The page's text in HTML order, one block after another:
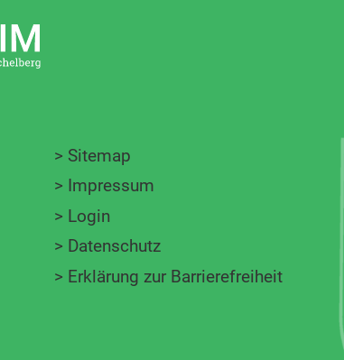
> Sitemap
> Impressum
> Login
> Datenschutz
> Erklärung zur Barrierefreiheit